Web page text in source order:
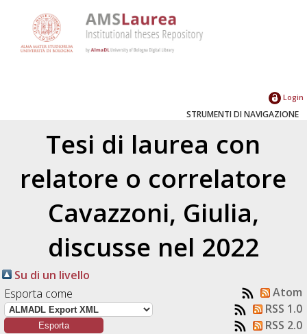
Login
STRUMENTI DI NAVIGAZIONE
Tesi di laurea con
relatore o correlatore
Cavazzoni, Giulia,
discusse nel 2022
Su di un livello
Esporta come
Atom
RSS 1.0
RSS 2.0